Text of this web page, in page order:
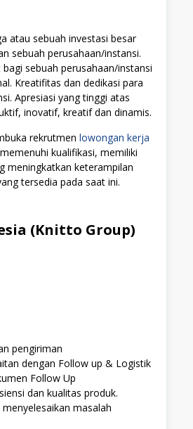
atau sebuah investasi besar
sebuah perusahaan/instansi.
sebuah perusahaan/instansi
Kreatifitas dan dedikasi para
Apresiasi yang tinggi atas
inovatif, kreatif dan dinamis.
rekrutmen lowongan kerja
kualifikasi, memiliki
meningkatkan keterampilan
tersedia pada saat ini.
(Knitto Group)
pengiriman
dengan Follow up & Logistik
Follow Up
dan kualitas produk.
masalah